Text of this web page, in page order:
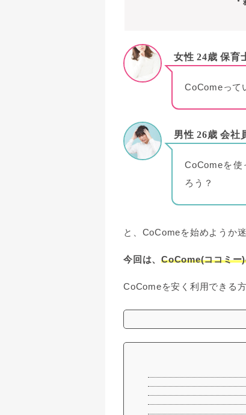
女性 24歳 保育
CoComeって
男性 26歳 会社
CoComeを使
ろう？
と、CoComeを始めようか
今回は、 CoCome(ココミー
CoComeを安く利用できる